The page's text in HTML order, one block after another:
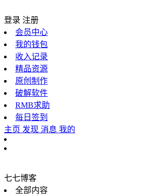
登录 注册
会员中心
我的钱包
收入记录
精品资源
原创制作
破解软件
RMB求助
每日签到
主页 发现 消息 我的
七七博客
全部内容